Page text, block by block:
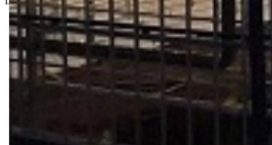
Bio priča
Biostimulacija
Dezinfekcija
Feromoni i klopke
Folije i agrotekstili
Sredstva za ishranu biljaka